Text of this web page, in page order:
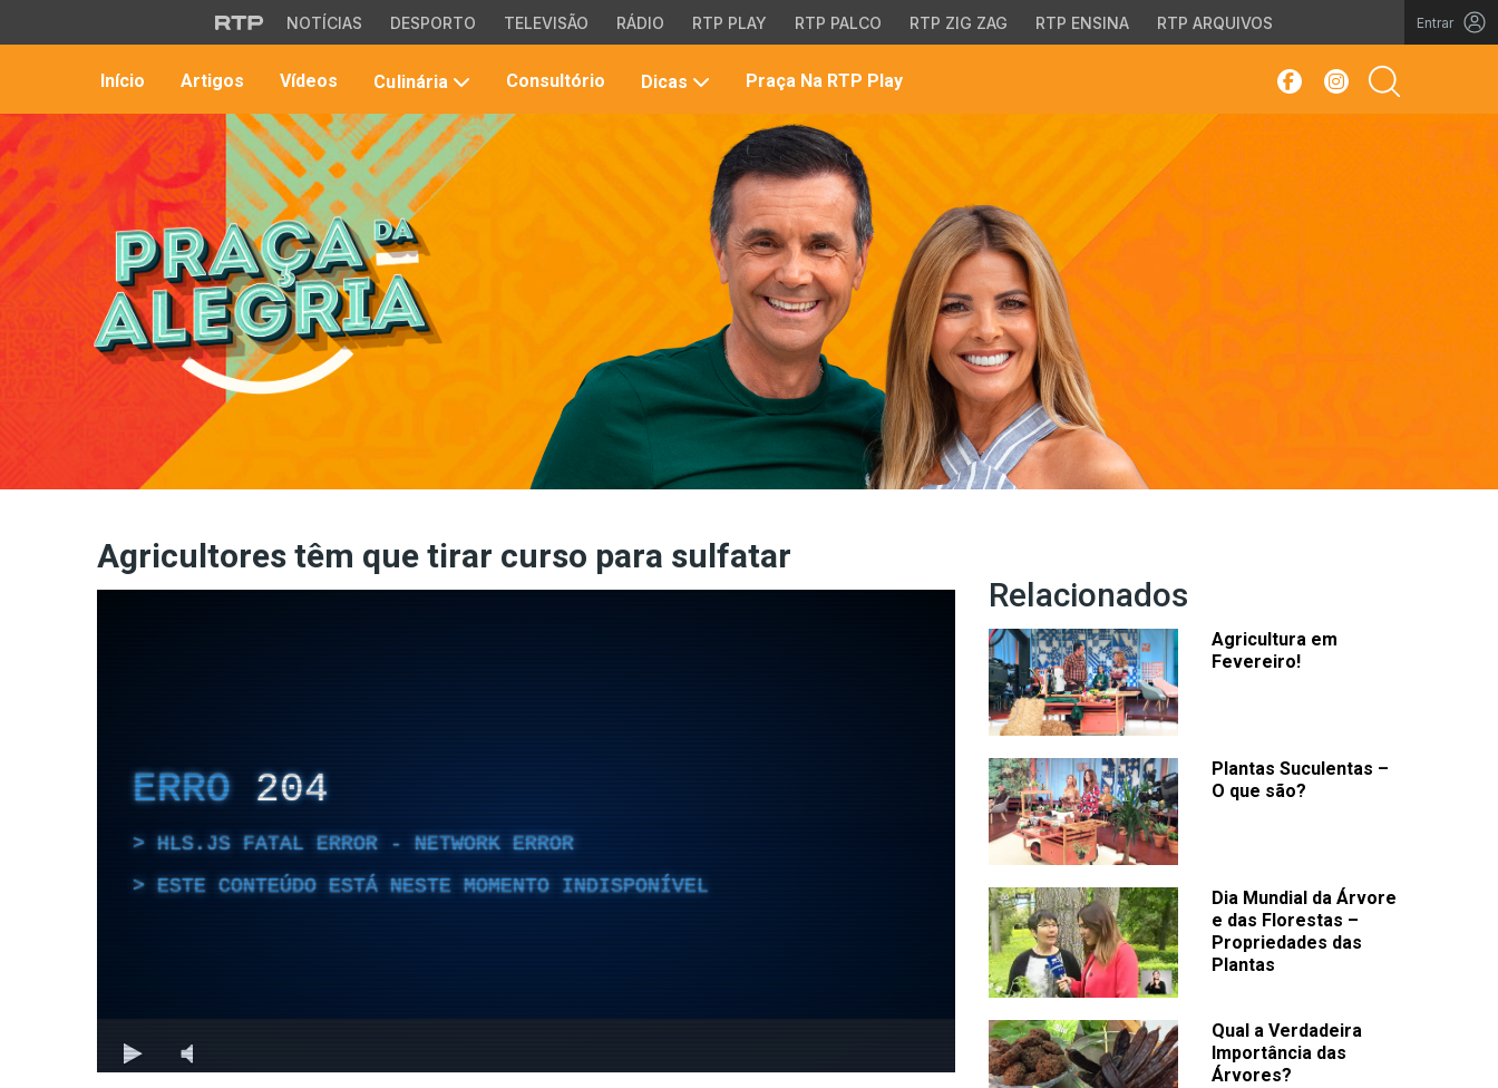
Saltar para o conteúdo principal
NOTÍCIAS DESPORTO TELEVISÃO RÁDIO RTP PLAY RTP PALCO RTP ZIG ZAG RTP ENSINA RTP ARQUIVOS Entrar
Início Artigos Vídeos Culinária Consultório Dicas Praça Na RTP Play
site
Agricultores têm que tirar curso para sulfatar
Relacionados
Agricultura em
Fevereiro!
Plantas Suculentas –
O que são?
Dia Mundial da Árvore
e das Florestas –
Propriedades das
Plantas
Qual a Verdadeira
Importância das
Árvores?